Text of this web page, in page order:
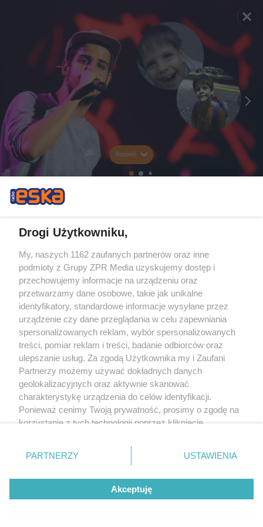
Rozwiń
Drogi Użytkowniku,
My, naszych 1162 zaufanych partnerów oraz inne
podmioty z Grupy ZPR Media uzyskujemy dostęp i
przechowujemy informacje na urządzeniu oraz
przetwarzamy dane osobowe, takie jak unikalne
identyfikatory, standardowe informacje wysyłane przez
urządzenie czy dane przeglądania w celu zapewniania
spersonalizowanych reklam, wybór spersonalizowanych
treści, pomiar reklam i treści, badanie odbiorców oraz
ulepszanie usług. Za zgodą Użytkownika my i Zaufani
Partnerzy możemy używać dokładnych danych
geolokalizacyjnych oraz aktywnie skanować
charakterystykę urządzenia do celów identyfikacji.
Ponieważ cenimy Twoją prywatność, prosimy o zgodę na
korzystanie z tych technologii poprzez kliknięcie
zmienić/wycofać klikając przycisk ustawień prywatności
znajdujący się w lewym dolnym rogu strony
rodzaje przetwarzania danych nie wymagają zgody
użytkownika, ale masz prawo sprzeciwić się takiemu
przetwarzaniu. Preferencje będą miały zastosowanie tylko
PARTNERZY USTAWIENIA
Akceptuję